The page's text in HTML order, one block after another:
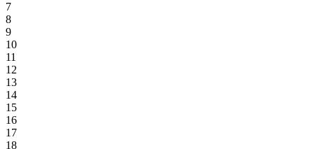
7
8
9
10
11
12
13
14
15
16
17
18